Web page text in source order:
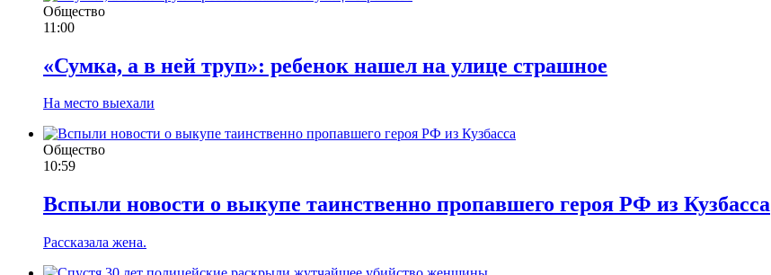
Общество
11:00
«Сумка, а в ней труп»: ребенок нашел на улице страшное
На место выехали
Общество
10:59
Вспыли новости о выкупе таинственно пропавшего героя РФ из Кузбасса
Рассказала жена.